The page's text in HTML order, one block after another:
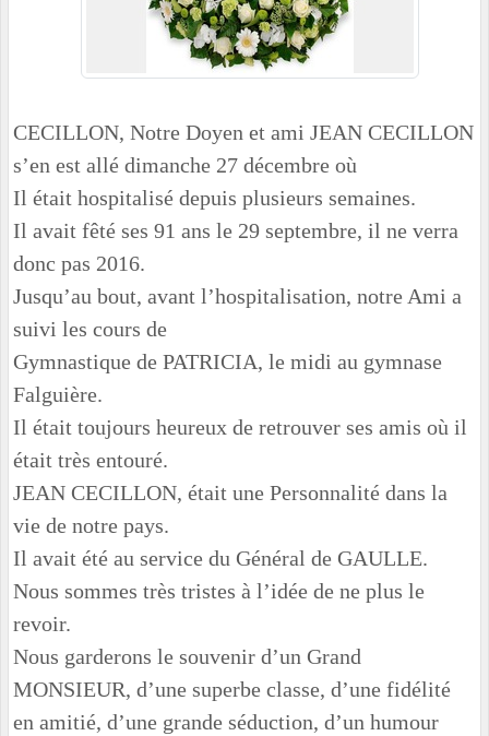
CECILLON, Notre Doyen et ami JEAN CECILLON
s’en est allé dimanche 27 décembre où
Il était hospitalisé depuis plusieurs semaines.
Il avait fêté ses 91 ans le 29 septembre, il ne verra
donc pas 2016.
Jusqu’au bout, avant l’hospitalisation, notre Ami a
suivi les cours de
Gymnastique de PATRICIA, le midi au gymnase
Falguière.
Il était toujours heureux de retrouver ses amis où il
était très entouré.
JEAN CECILLON, était une Personnalité dans la
vie de notre pays.
Il avait été au service du Général de GAULLE.
Nous sommes très tristes à l’idée de ne plus le
revoir.
Nous garderons le souvenir d’un Grand
MONSIEUR, d’une superbe classe, d’une fidélité
en amitié, d’une grande séduction, d’un humour